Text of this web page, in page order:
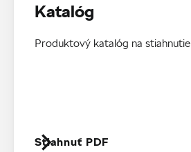
Katalóg
Produktový katalóg na stiahnutie
Stiahnuť PDF